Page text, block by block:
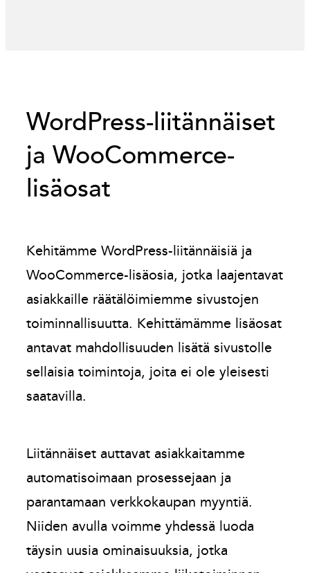
WordPress-liitännäiset
ja WooCommerce-
lisäosat
Kehitämme WordPress-liitännäisiä ja
WooCommerce-lisäosia, jotka laajentavat
asiakkaille räätälöimiemme sivustojen
toiminnallisuutta. Kehittämämme lisäosat
antavat mahdollisuuden lisätä sivustolle
sellaisia toimintoja, joita ei ole yleisesti
saatavilla.
Liitännäiset auttavat asiakkaitamme
automatisoimaan prosessejaan ja
parantamaan verkkokaupan myyntiä.
Niiden avulla voimme yhdessä luoda
täysin uusia ominaisuuksia, jotka